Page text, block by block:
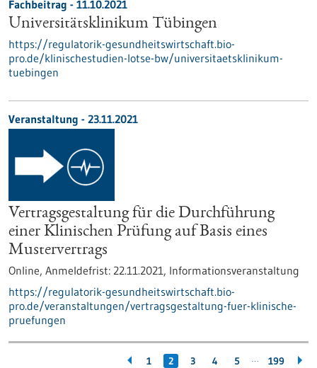
Fachbeitrag - 11.10.2021
Universitätsklinikum Tübingen
https://regulatorik-gesundheitswirtschaft.bio-
pro.de/klinischestudien-lotse-bw/universitaetsklinikum-
tuebingen
Veranstaltung - 23.11.2021
Vertragsgestaltung für die Durchführung
einer Klinischen Prüfung auf Basis eines
Mustervertrags
Online, Anmeldefrist: 22.11.2021, Informationsveranstaltung
https://regulatorik-gesundheitswirtschaft.bio-
pro.de/veranstaltungen/vertragsgestaltung-fuer-klinische-
pruefungen
1 2 3 4 5 … 199